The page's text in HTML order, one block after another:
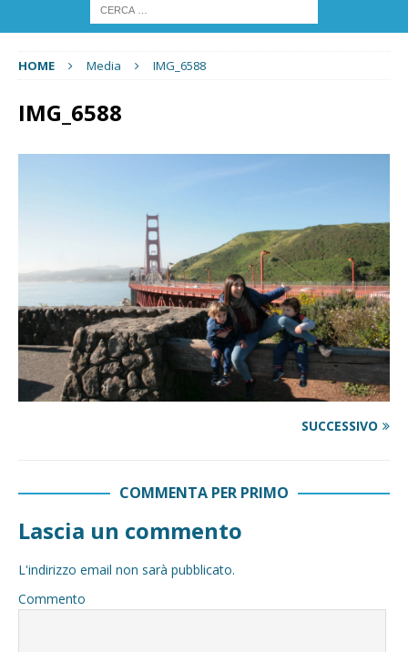
HOME Media IMG_6588
IMG_6588
SUCCESSIVO
COMMENTA PER PRIMO
Lascia un commento
L'indirizzo email non sarà pubblicato.
Commento